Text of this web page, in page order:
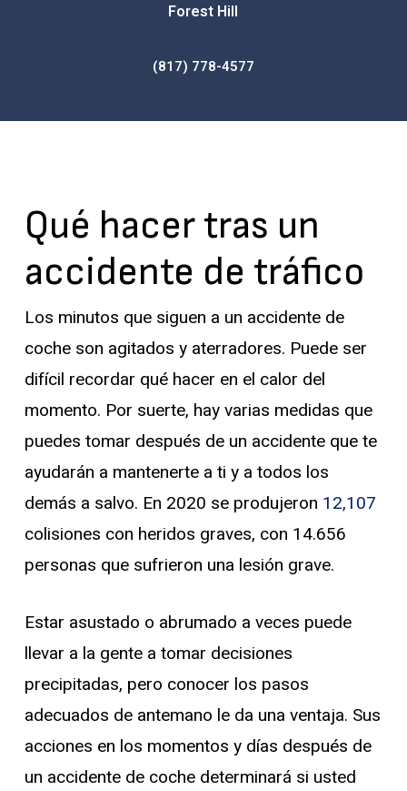
Forest Hill
(817) 778-4577
Qué hacer tras un
accidente de tráfico
Los minutos que siguen a un accidente de
coche son agitados y aterradores. Puede ser
difícil recordar qué hacer en el calor del
momento. Por suerte, hay varias medidas que
puedes tomar después de un accidente que te
ayudarán a mantenerte a ti y a todos los
demás a salvo. En 2020 se produjeron 12,107
colisiones con heridos graves, con 14.656
personas que sufrieron una lesión grave.
Estar asustado o abrumado a veces puede
llevar a la gente a tomar decisiones
precipitadas, pero conocer los pasos
adecuados de antemano le da una ventaja. Sus
acciones en los momentos y días después de
un accidente de coche determinará si usted